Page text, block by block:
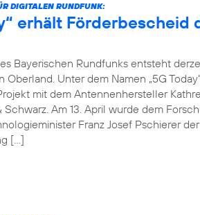
DIGITALEN RUNDFUNK:
erhält Förderbescheid
Bayerischen Rundfunks entsteht
Unter dem Namen „5G
mit dem Antennenhersteller
Am 13. April wurde dem
Franz Josef Pschierer
[…]